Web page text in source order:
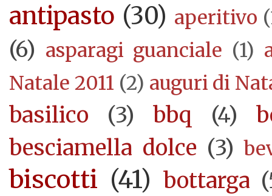
antipasto (30) aperitivo
(6) asparagi guanciale (1)
Natale 2011 (2) auguri di
basilico (3) bbq (4)
besciamella dolce (3)
biscotti (41) bottarga